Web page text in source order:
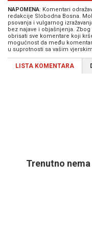
NAPOMENA: Komentari
redakcije Slobodna Bosna.
psovanja i vulgarnog
bez najave i objašnjenja.
obrisati sve komentare koji
mogućnost da među
u suprotnosti sa vašim
LISTA KOMENTARA
Trenutno